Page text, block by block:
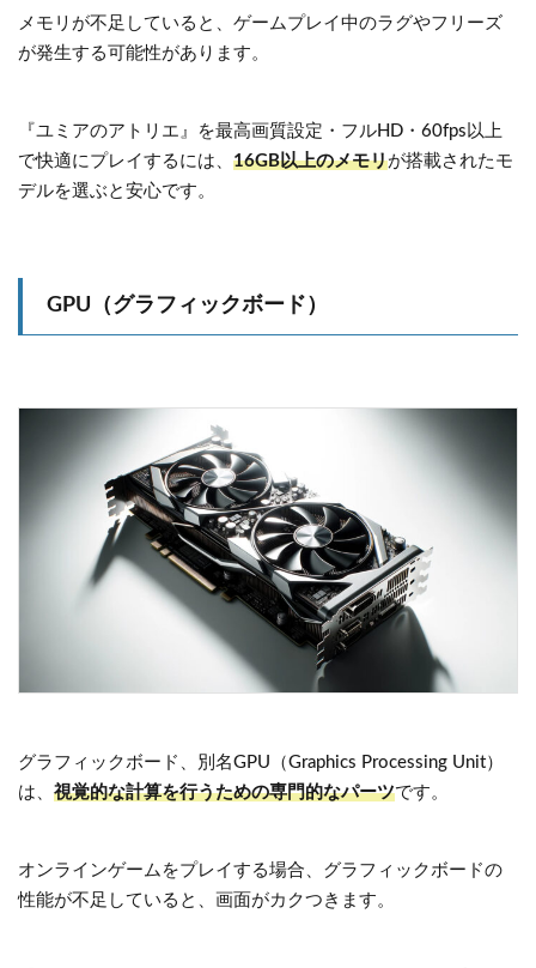
メモリが不足していると、ゲームプレイ中のラグやフリーズ
が発生する可能性があります。
『ユミアのアトリエ』を最高画質設定・フルHD・60fps以上
で快適にプレイするには、 16GB以上のメモリが搭載されたモ
デルを選ぶと安心です。
GPU（グラフィックボード）
グラフィックボード、別名GPU（Graphics Processing Unit）
は、 視覚的な計算を行うための専門的なパーツです。
オンラインゲームをプレイする場合、グラフィックボードの
性能が不足していると、画面がカクつきます。